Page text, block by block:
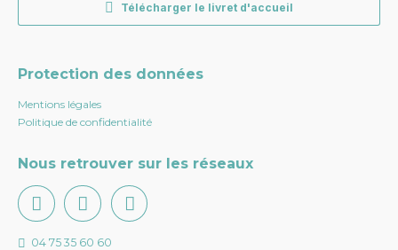
Télécharger le livret d'accueil
Protection des données
Mentions légales
Politique de confidentialité
Nous retrouver sur les réseaux
04 75 35 60 60